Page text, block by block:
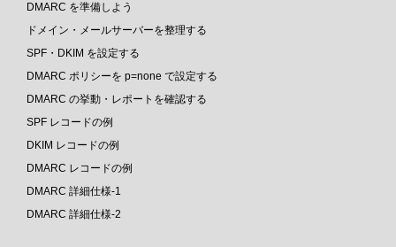
DMARC を準備しよう
ドメイン・メールサーバーを整理する
SPF・DKIM を設定する
DMARC ポリシーを p=none で設定する
DMARC の挙動・レポートを確認する
SPF レコードの例
DKIM レコードの例
DMARC レコードの例
DMARC 詳細仕様-1
DMARC 詳細仕様-2